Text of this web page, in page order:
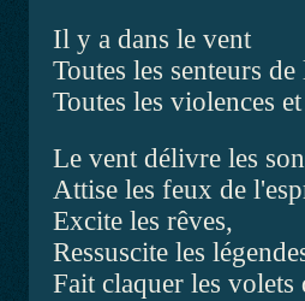
Il y a dans le vent
Toutes les senteurs
Toutes les violences
Le vent délivre les
Attise les feux de
Excite les rêves,
Ressuscite les
Fait claquer les volets